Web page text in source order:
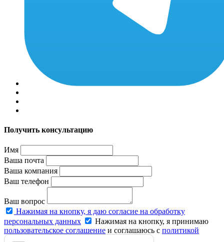
Получить консультацию
Имя
Ваша почта
Ваша компания
Ваш телефон
Ваш вопрос
Нажимая на кнопку, я даю согласие на обработку
персональных данных
Нажимая на кнопку, я принимаю
пользовательское соглашение и соглашаюсь с политикой
конфиденциальности